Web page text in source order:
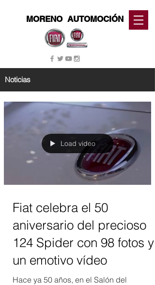
MORENO AUTOMOCIÓN
Noticias
Load video
Fiat celebra el 50
aniversario del precioso
124 Spider con 98 fotos y
un emotivo vídeo
Hace ya 50 años, en el Salón del